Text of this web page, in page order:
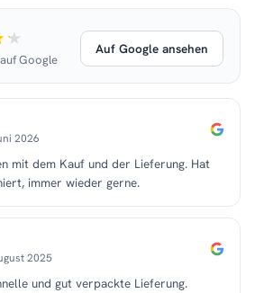
Google
Auf Google ansehen
2026
mit dem Kauf und der Lieferung. Hat
immer wieder gerne.
2025
und gut verpackte Lieferung.